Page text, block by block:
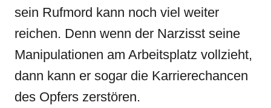
sein Rufmord kann noch viel weiter
reichen. Denn wenn der Narzisst seine
Manipulationen am Arbeitsplatz vollzieht,
dann kann er sogar die Karrierechancen
des Opfers zerstören.